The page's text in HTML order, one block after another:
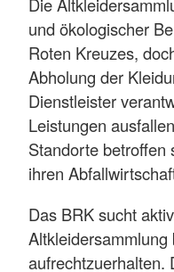
Die
und ökologischer
Roten Kreuzes,
Abholung der
Dienstleister
Leistungen
Standorte betroffen
ihren
Das BRK sucht
Altkleidersammlung
aufrechtzuerhalten.